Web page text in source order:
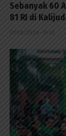
Sebanyak 60
81 RI di
07/08/2026 - 15:53